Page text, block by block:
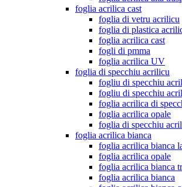
foglia acrilica cast
foglia di vetru acrilicu
foglia di plastica
foglia acrilica cast
fogli di pmma
foglia acrilica UV
foglia di specchiu acrilicu
fogliu di specchiu
fogliu di specchiu
foglia acrilica di
foglia acrilica opale
foglia di specchiu
foglia acrilica bianca
foglia acrilica bianca
foglia acrilica opale
foglia acrilica bianca
foglia acrilica bianca